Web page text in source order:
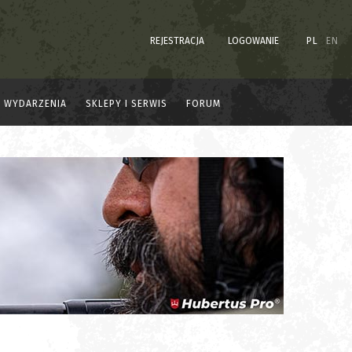
REJESTRACJA LOGOWANIE PL EN
WYDARZENIA SKLEPY I SERWIS FORUM